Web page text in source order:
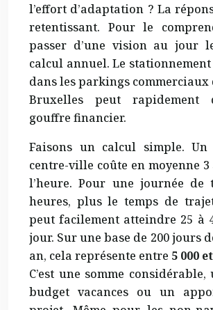
l’effort d’adaptation ? La
retentissant. Pour le
passer d’une vision au jour
calcul annuel. Le
dans les parkings commerciaux
Bruxelles peut rapidement
gouffre financier.
Faisons un calcul simple.
centre-ville coûte en moyenne 3
l’heure. Pour une journée
heures, plus le temps de
peut facilement atteindre 25 à
jour. Sur une base de 200 jours
an, cela représente entre 5 000
C’est une somme
budget vacances ou un